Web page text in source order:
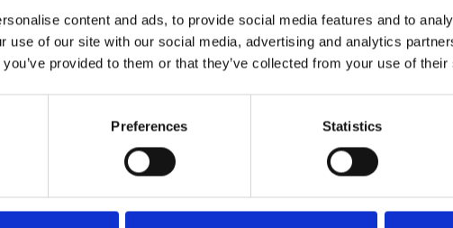
content and ads, to provide social media features and to
use of our site with our social media, advertising and analytics
provided to them or that they’ve collected from your use of
Preferences Statistics